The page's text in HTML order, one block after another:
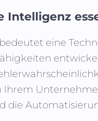
Intelligenz
bedeutet eine
Ihrem
die